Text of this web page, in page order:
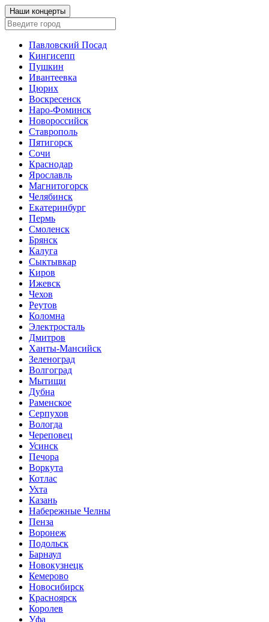
Наши концерты
Павловский Посад
Кингисепп
Пушкин
Ивантеевка
Цюрих
Воскресенск
Наро-Фоминск
Новороссийск
Ставрополь
Пятигорск
Сочи
Краснодар
Ярославль
Магнитогорск
Челябинск
Екатеринбург
Пермь
Смоленск
Брянск
Калуга
Сыктывкар
Киров
Ижевск
Чехов
Реутов
Коломна
Электросталь
Дмитров
Ханты-Мансийск
Зеленоград
Волгоград
Мытищи
Дубна
Раменское
Серпухов
Вологда
Череповец
Усинск
Печора
Воркута
Котлас
Ухта
Казань
Набережные Челны
Пенза
Воронеж
Подольск
Барнаул
Новокузнецк
Кемерово
Новосибирск
Красноярск
Королев
Уфа